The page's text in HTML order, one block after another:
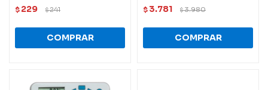
$ 229 $241 $ 3.781 $3.980